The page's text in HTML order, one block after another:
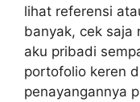
lihat referensi
banyak, cek saja
aku pribadi
portofolio keren
penayangannya